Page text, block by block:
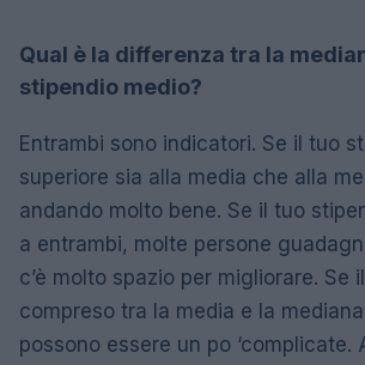
Qual è la differenza tra la
stipendio medio?
Entrambi sono indicatori. Se il tuo
superiore sia alla media che alla
andando molto bene. Se il tuo
a entrambi, molte persone
c’è molto spazio per migliorare. Se
compreso tra la media e la
possono essere un po ‘complicate.